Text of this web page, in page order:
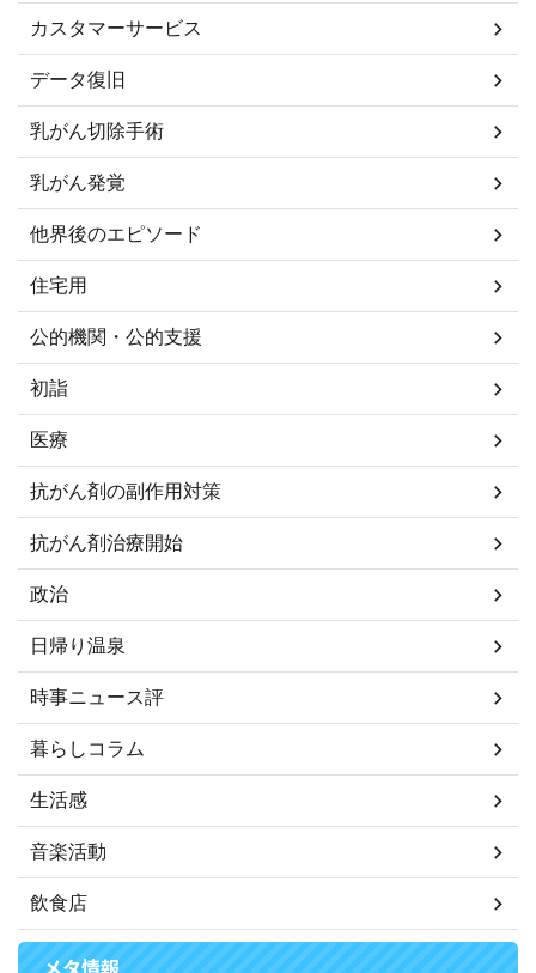
カスタマーサービス
データ復旧
乳がん切除手術
乳がん発覚
他界後のエピソード
住宅用
公的機関・公的支援
初詣
医療
抗がん剤の副作用対策
抗がん剤治療開始
政治
日帰り温泉
時事ニュース評
暮らしコラム
生活感
音楽活動
飲食店
メタ情報